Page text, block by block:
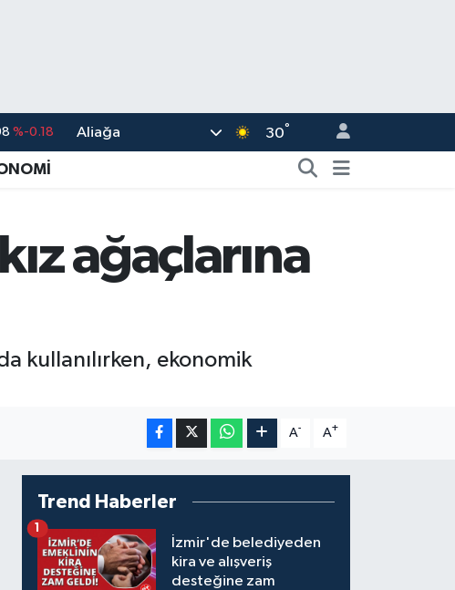
%0.18
%0.32
%-14
Aliağa 30°
ağaçlarına
kullanılırken, ekonomik
A- A+
Trend Haberler
İzmir'de belediyeden
kira ve alışveriş
desteğine zam
1